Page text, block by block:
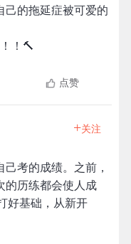
己的拖延症被可爱的
！🔨
点赞
+关注
考的成绩。之前，
的历练都会使人成
好基础，从新开